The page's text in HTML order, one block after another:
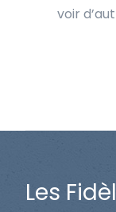
voir
Les